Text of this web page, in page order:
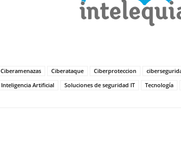
Ciberamenazas Ciberataque Ciberproteccion
Inteligencia Artificial Soluciones de seguridad IT Tecnología